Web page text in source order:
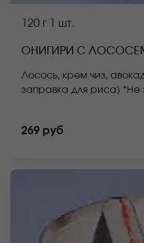
120 г 1 шт.
ОНИГИРИ С
Лосось, крем чиз,
заправка для риса) *Не
заказа. *Внешний вид
фото на сайте.
269 руб